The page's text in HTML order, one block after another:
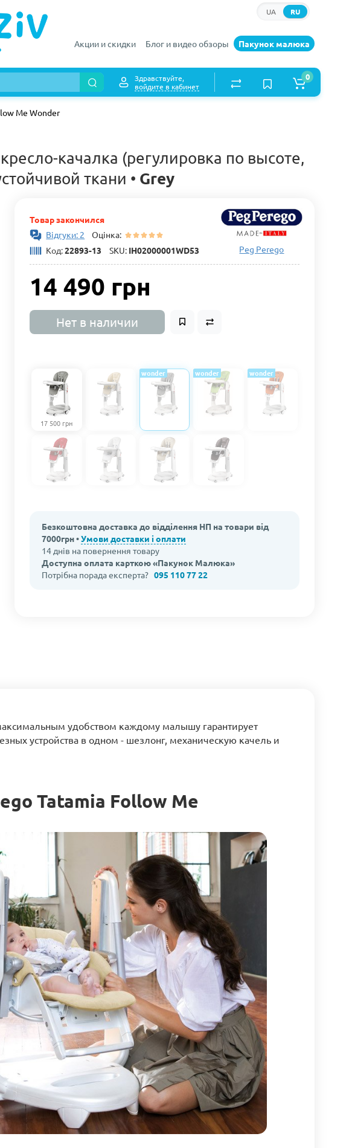
RU
UA
Акции и скидки Блог и видео обзоры Пакунок малюка
Здравствуйте,
войдите в кабинет
0
Me Wonder
качалка (регулировка по высоте,
ткани • Grey
Товар закончился
Відгуки: 2 Оцінка:
Код:22893-13 SKU: IH02000001WD53 Peg Perego
14 490 грн
Нет в наличии
wonder wonder wonder
17 500 грн
Безкоштовна доставка до відділення НП на товари від
7000грн •Умови доставки і оплати
14 днів на повернення товару
Доступна оплата карткою «Пакунок Малюка»
Потрібна порада експерта?095 110 77 22
удобством каждому малышу гарантирует
устройства в одном - шезлонг, механическую качель и
Tatamia Follow Me